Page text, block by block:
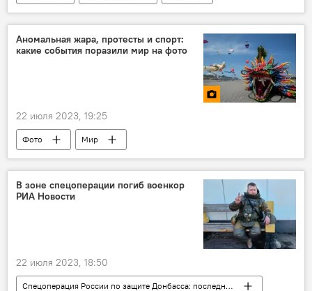
кризис
Аномальная жара, протесты и спорт:
какие события поразили мир на фото
22 июля 2023, 19:25
Фото Мир
В зоне спецоперации погиб военкор
РИА Новости
22 июля 2023, 18:50
Спецоперация России по защите Донбасса: последние новости